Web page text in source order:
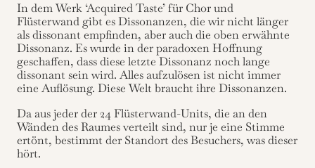
In dem Werk ‘Acquired Taste’ für Chor und
Flüsterwand gibt es Dissonanzen, die wir nicht länger
als dissonant empfinden, aber auch die oben erwähnte
Dissonanz. Es wurde in der paradoxen Hoffnung
geschaffen, dass diese letzte Dissonanz noch lange
dissonant sein wird. Alles aufzulösen ist nicht immer
eine Auflösung. Diese Welt braucht ihre Dissonanzen.
Da aus jeder der 24 Flüsterwand-Units, die an den
Wänden des Raumes verteilt sind, nur je eine Stimme
ertönt, bestimmt der Standort des Besuchers, was dieser
hört.